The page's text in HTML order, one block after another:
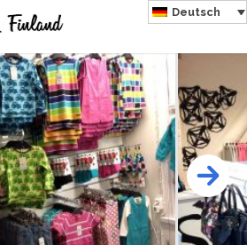
Deutsch